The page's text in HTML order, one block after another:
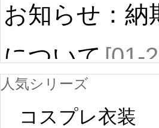
お知らせ：納
について[01-
中国旧正月の影
人気シリーズ
コスプレ衣装